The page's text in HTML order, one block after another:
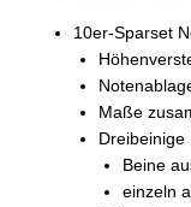
10er-Sparset
Maße
Dreibeinige
Beine
einzeln